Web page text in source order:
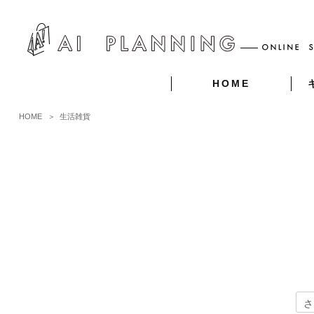
HOME
HOME ＞ 生活雑貨